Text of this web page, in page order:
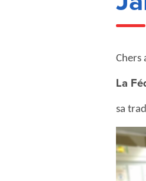
Chers
La
sa